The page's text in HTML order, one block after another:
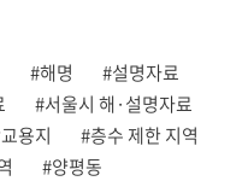
#해명
#설명자료
#서울시 해·설명자료
용지
#층수 제한 지역
#양평동